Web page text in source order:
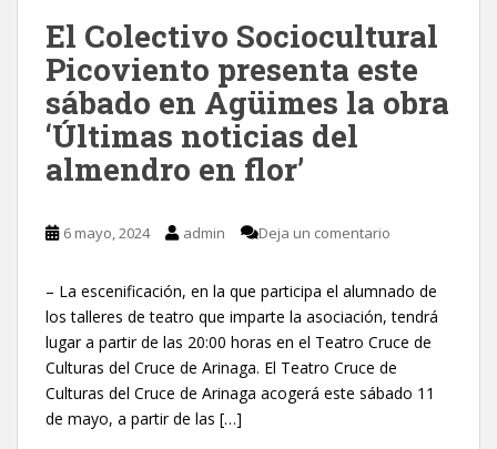
El Colectivo Sociocultural
Picoviento presenta este
sábado en Agüimes la obra
‘Últimas noticias del
almendro en flor’
6 mayo, 2024 admin Deja un comentario
– La escenificación, en la que participa el alumnado de
los talleres de teatro que imparte la asociación, tendrá
lugar a partir de las 20:00 horas en el Teatro Cruce de
Culturas del Cruce de Arinaga. El Teatro Cruce de
Culturas del Cruce de Arinaga acogerá este sábado 11
de mayo, a partir de las […]